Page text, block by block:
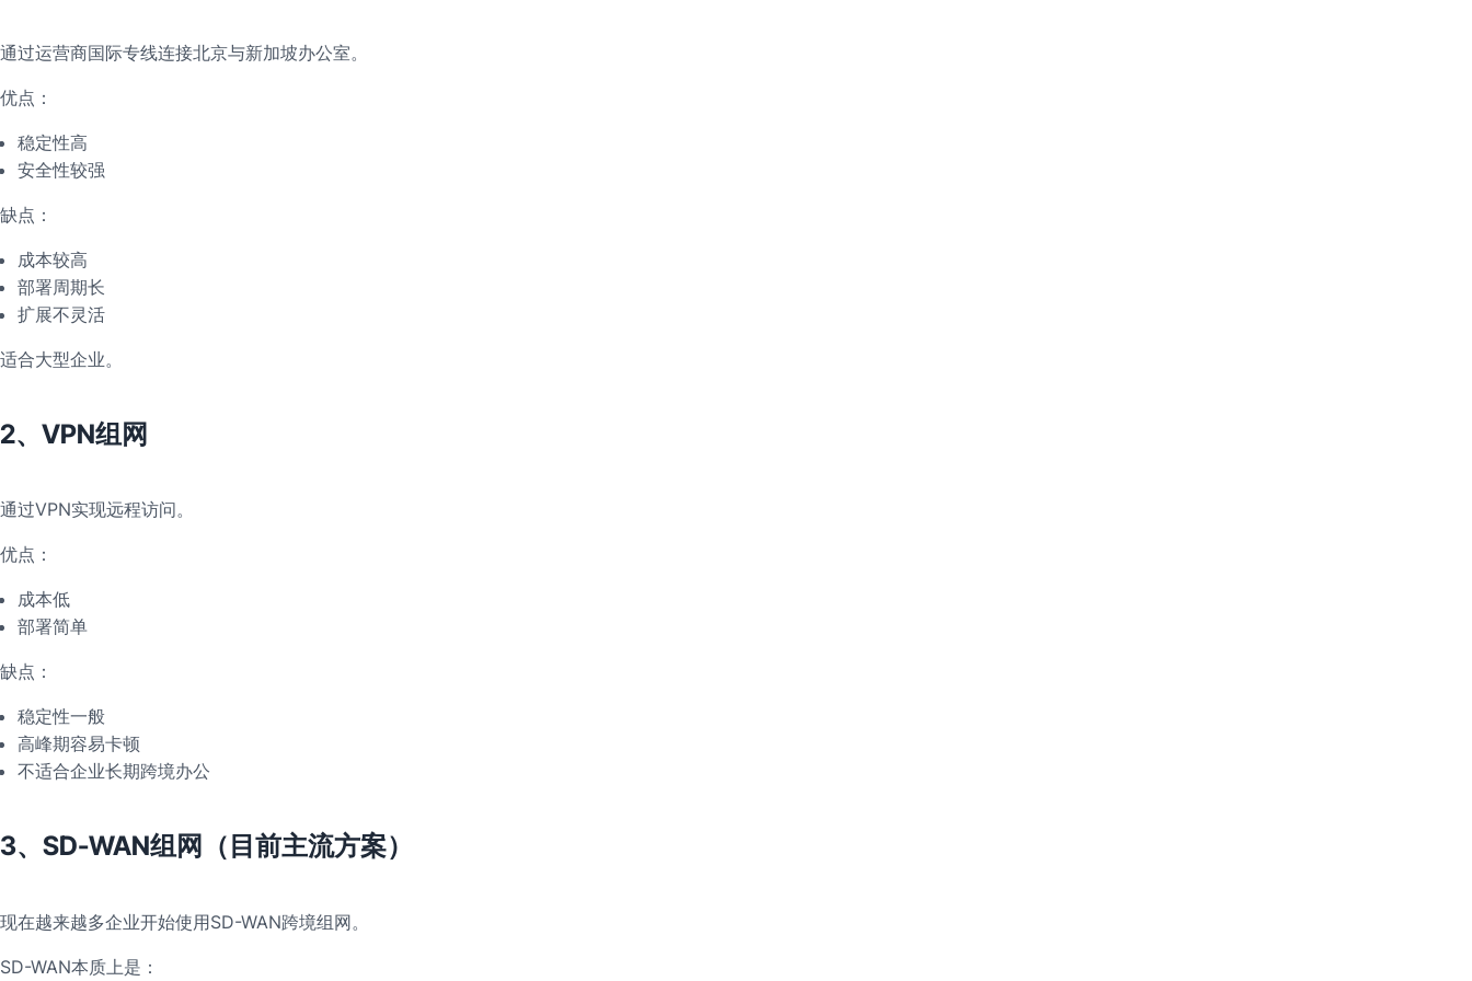
通过运营商国际专线连接北京与新加坡办公室。
优点：
稳定性高
安全性较强
缺点：
成本较高
部署周期长
扩展不灵活
适合大型企业。
2、VPN组网
通过VPN实现远程访问。
优点：
成本低
部署简单
缺点：
稳定性一般
高峰期容易卡顿
不适合企业长期跨境办公
3、SD-WAN组网（目前主流方案）
现在越来越多企业开始使用SD-WAN跨境组网。
SD-WAN本质上是：